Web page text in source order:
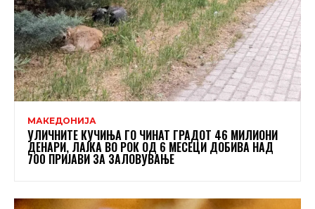
МАКЕДОНИЈА
УЛИЧНИТЕ КУЧИЊА ГО ЧИНАТ ГРАДОТ 46 МИЛИОНИ
ДЕНАРИ, ЛАЈКА ВО РОК ОД 6 МЕСЕЦИ ДОБИВА НАД
700 ПРИЈАВИ ЗА ЗАЛОВУВАЊЕ